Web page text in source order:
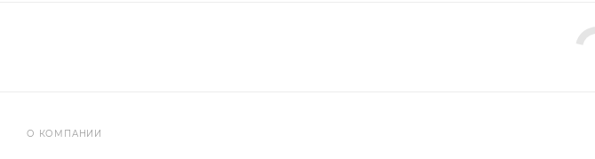
О КОМПАНИИ